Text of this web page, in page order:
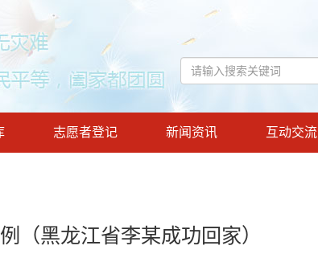
志愿者登记 新闻资讯 互动交流
（黑龙江省李某成功回家）